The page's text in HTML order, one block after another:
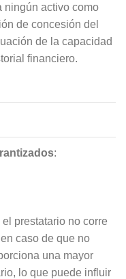
ningún activo como
de concesión del
de la capacidad
financiero.
:
prestatario no corre
caso de que no
una mayor
lo que puede influir